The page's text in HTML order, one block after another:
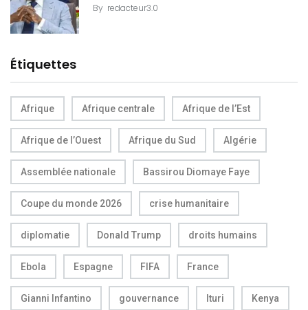
By redacteur3.0
Étiquettes
Afrique Afrique centrale Afrique de l’Est
Afrique de l’Ouest Afrique du Sud Algérie
Assemblée nationale Bassirou Diomaye Faye
Coupe du monde 2026 crise humanitaire
diplomatie Donald Trump droits humains
Ebola Espagne FIFA France
Gianni Infantino gouvernance Ituri Kenya